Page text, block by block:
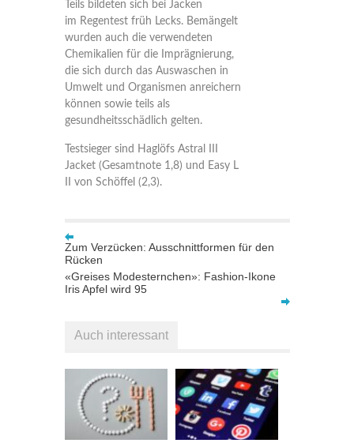
Teils bildeten sich bei Jacken
im Regentest früh Lecks. Bemängelt
wurden auch die verwendeten
Chemikalien für die Imprägnierung,
die sich durch das Auswaschen in
Umwelt und Organismen anreichern
können sowie teils als
gesundheitsschädlich gelten.
Testsieger sind Haglöfs Astral III
Jacket (Gesamtnote 1,8) und Easy L
II von Schöffel (2,3).
Zum Verzücken: Ausschnittformen für den
Rücken
«Greises Modesternchen»: Fashion-Ikone
Iris Apfel wird 95
Auch interessant